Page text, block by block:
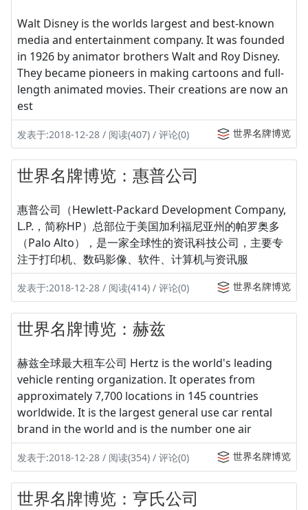
Walt Disney is the worlds largest and best-known
media and entertainment company. It was founded
in 1926 by animator brothers Walt and Roy Disney.
They became pioneers in making cartoons and full-
length animated movies. Their creations are now an
est
发表于:2018-12-28 / 阅读(407) / 评论(0) 世界名牌博览
世界名牌博览：惠普公司
惠普公司（Hewlett-Packard Development Company,
L.P.，简称HP）总部位于美国加利福尼亚州的帕罗奥多
（Palo Alto），是一家全球性的资讯科技公司，主要专
注于打印机、数码影像、软件、计算机与资讯服
发表于:2018-12-28 / 阅读(414) / 评论(0) 世界名牌博览
世界名牌博览：赫兹
赫兹全球最大租车公司 Hertz is the world's leading
vehicle renting organization. It operates from
approximately 7,700 locations in 145 countries
worldwide. It is the largest general use car rental
brand in the world and is the number one air
发表于:2018-12-28 / 阅读(354) / 评论(0) 世界名牌博览
世界名牌博览：亨氏公司